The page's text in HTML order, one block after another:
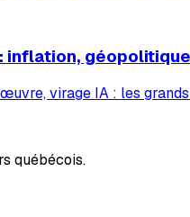
inflation,
virage IA : les
québécois.